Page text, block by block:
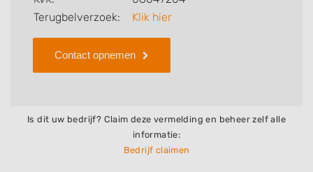
hoveniers en bedrijven inWichmond
Terugbelverzoek:
Klik hier
Contact opnemen
Is dit uw bedrijf? Claim deze vermelding en beheer zelf alle
informatie:
Bedrijf claimen